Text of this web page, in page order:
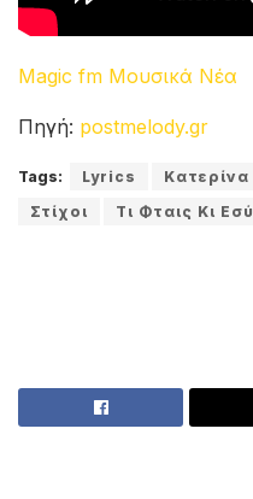
Magic fm Μουσικά Νέα
Πηγή: postmelody.gr
Tags: Lyrics Κατερίνα
Στίχοι
Τι Φταις Κι Εσύ